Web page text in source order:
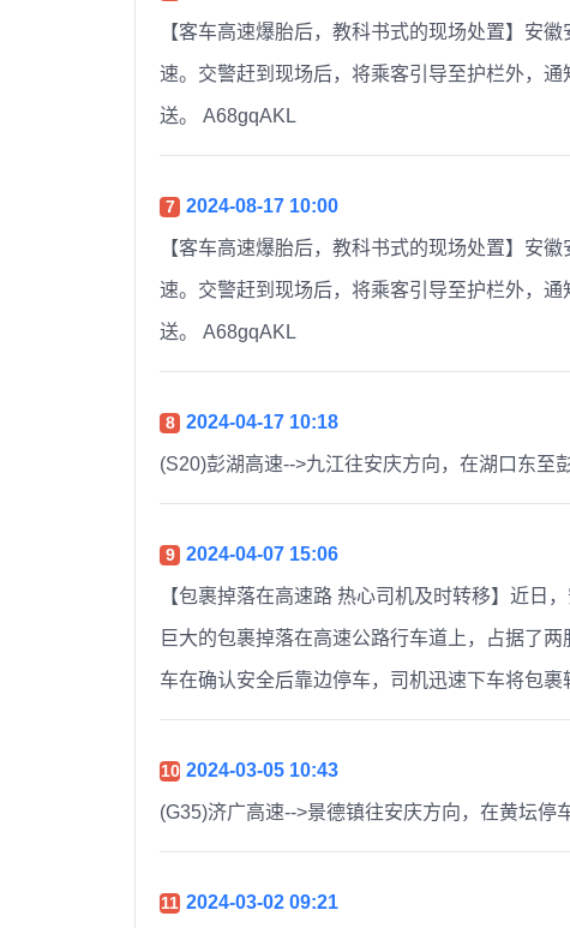
【客车高速爆胎后，教科书式的现场处置】安
速。交警赶到现场后，将乘客引导至护栏外，
送。 A68gqAKL ​​​
7 2024-08-17 10:00
【客车高速爆胎后，教科书式的现场处置】安
速。交警赶到现场后，将乘客引导至护栏外，
送。 A68gqAKL ​​​
8 2024-04-17 10:18
(S20)彭湖高速-->九江往安庆方向，在湖口东至
9 2024-04-07 15:06
【包裹掉落在高速路 热心司机及时转移】近日
巨大的包裹掉落在高速公路行车道上，占据了
车在确认安全后靠边停车，司机迅速下车将包裹
10 2024-03-05 10:43
(G35)济广高速-->景德镇往安庆方向，在黄坛停
11 2024-03-02 09:21